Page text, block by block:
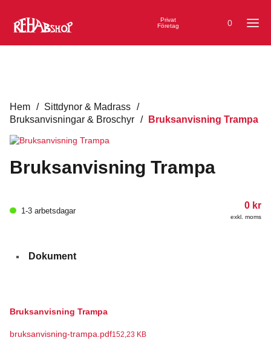
0
Privat
Företag
Hem / Sittdynor & Madrass /
Bruksanvisningar & Broschyr / Bruksanvisning Trampa
Bruksanvisning Trampa
1-3 arbetsdagar
0 kr
exkl. moms
Dokument
Bruksanvisning Trampa
bruksanvisning-trampa.pdf152,23 KB